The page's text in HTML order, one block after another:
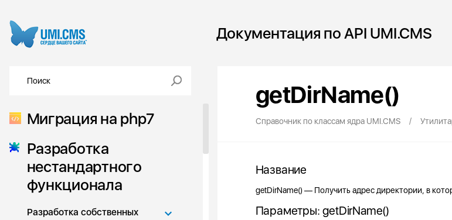
Документация по API UMI.CMS
Миграция на php7
Разработка
нестандартного
функционала
Разработка собственных
getDirName()
Справочник по классам ядра UMI.CMS /
Название
getDirName() — Получить адрес директории, в
Параметры: getDirName()